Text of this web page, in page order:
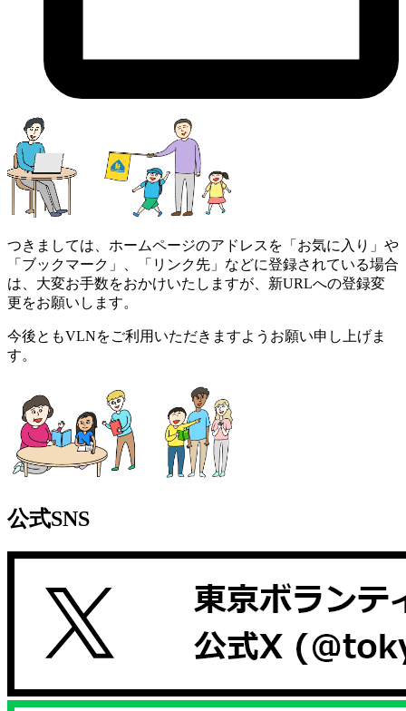
つきましては、ホームページのアドレスを「お気に入り」や
「ブックマーク」、「リンク先」などに登録されている場合
は、大変お手数をおかけいたしますが、新URLへの登録変
更をお願いします。
今後ともVLNをご利用いただきますようお願い申し上げま
す。
公式SNS